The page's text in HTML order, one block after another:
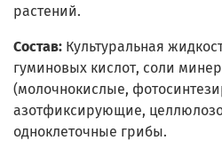
растений.
Состав: Культуральная
гуминовых кислот, соли
(молочнокислые,
азотфиксирующие,
одноклеточные грибы.